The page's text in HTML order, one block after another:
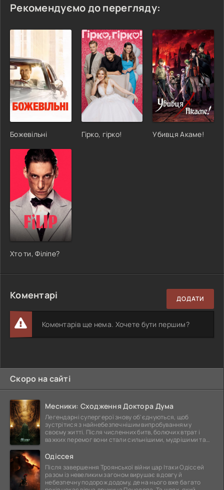
Рекомендуємо до перегляду:
Божевільні Гірко, гірко! Убивця Акаме!
Хто ти, Філіпе?
Коментарі ДОДАТИ
Коментарів ще нема. Хочете бути першим?
Скоро на сайті
Месники: Сходження Доктора Дума
Легендарні супергерої знову об'єднуються, щоб
зустрітися з найнебезпечнішим випробуванням у
своєму житті. Після численних битв, болючих втрат і
важких перемог вони стали сильнішими, мудрішими та
Одіссея
Після завершення Троянської війни цар Ітаки Одіссей
разом із невеликим загоном вирушає в довгу й
небезпечну подорож додому, де на нього вже багато